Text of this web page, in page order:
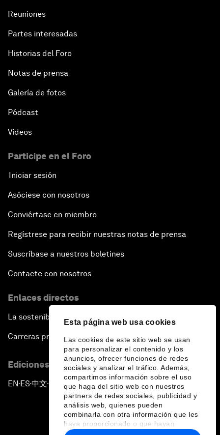
Esta página web usa cookies
Las cookies de este sitio web se usan
para personalizar el contenido y los
anuncios, ofrecer funciones de redes
sociales y analizar el tráfico. Además,
compartimos información sobre el uso
que haga del sitio web con nuestros
partners de redes sociales, publicidad y
análisis web, quienes pueden
combinarla con otra información que les
haya proporcionado o que hayan
recopilado a partir del uso que haya
Reuniones
Partes interesadas
Historias del Foro
Notas de prensa
Galería de fotos
Pódcast
Vídeos
Participe en el Foro
Iniciar sesión
Asóciese con nosotros
Conviértase en miembro
Regístrese para recibir nuestras notas de prensa
Suscríbase a nuestros boletines
Contacte con nosotros
Enlaces directos
La sostenibilidad en el Foro
Carreras profesionales
Ediciones en otros idiomas
EN ▪ES▪中文▪ 日本語